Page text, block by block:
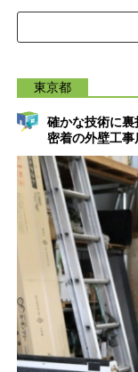
東京都
確かな技術に
密着の外壁工事